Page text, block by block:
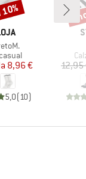
di prodotti
ridotto
8,96 €
5,0(10)
12,95